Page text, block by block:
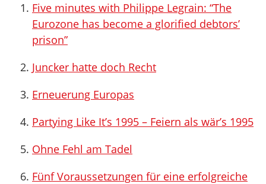
Five minutes with Philippe Legrain: “The
Eurozone has become a glorified debtors’
prison”
Juncker hatte doch Recht
Erneuerung Europas
Partying Like It’s 1995 – Feiern als wär’s 1995
Ohne Fehl am Tadel
Fünf Voraussetzungen für eine erfolgreiche